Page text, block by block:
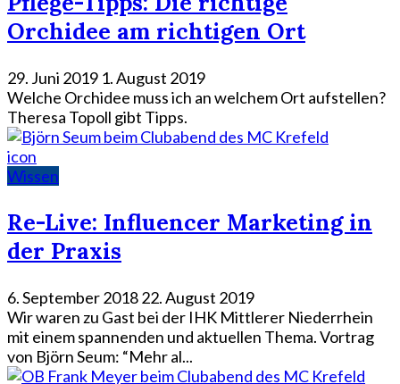
Orchidee am richtigen Ort
29. Juni 2019 1. August 2019
Welche Orchidee muss ich an welchem Ort aufstellen?
Theresa Topoll gibt Tipps.
icon
Wissen
Re-Live: Influencer Marketing in
der Praxis
6. September 201822. August 2019
Wir waren zu Gast bei der IHK Mittlerer Niederrhein
mit einem spannenden und aktuellen Thema. Vortrag
von Björn Seum: “Mehr al...